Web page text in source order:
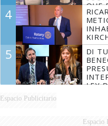
QUE
4
5
DI
LEY
Espacio Publicitario
Espacio